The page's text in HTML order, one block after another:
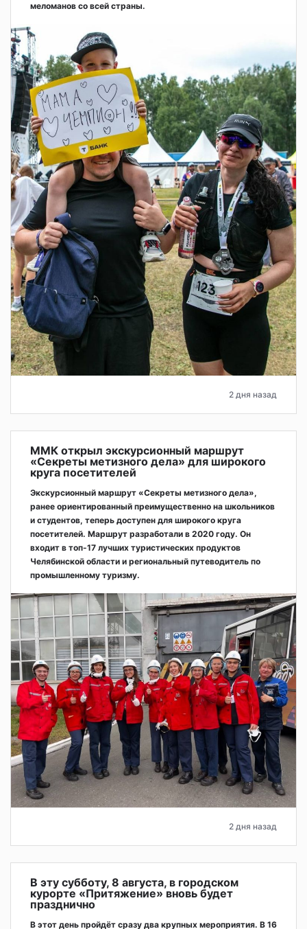
меломанов со всей страны.
2 дня назад
ММК открыл экскурсионный маршрут
«Секреты метизного дела» для широкого
круга посетителей
Экскурсионный маршрут «Секреты метизного дела»,
ранее ориентированный преимущественно на школьников
и студентов, теперь доступен для широкого круга
посетителей. Маршрут разработали в 2020 году. Он
входит в топ-17 лучших туристических продуктов
Челябинской области и региональный путеводитель по
промышленному туризму.
2 дня назад
В эту субботу, 8 августа, в городском
курорте «Притяжение» вновь будет
празднично
В этот день пройдёт сразу два крупных мероприятия. В 16